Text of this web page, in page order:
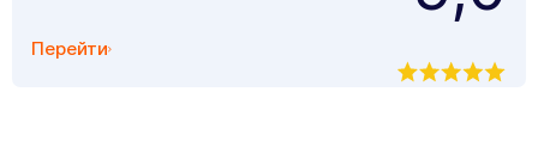
Перейти